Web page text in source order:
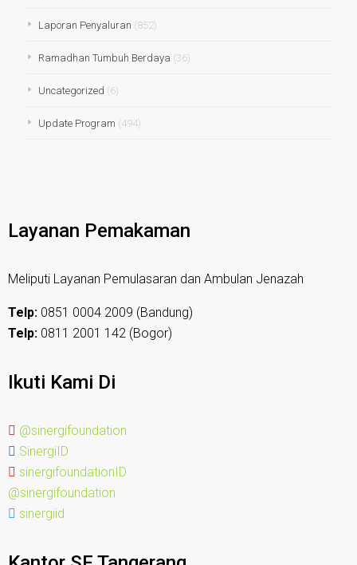
Laporan Penyaluran (852)
Ramadhan Tumbuh Berdaya (36)
Uncategorized (6)
Update Program (494)
Layanan Pemakaman
Meliputi Layanan Pemulasaran dan Ambulan Jenazah
Telp: 0851 0004 2009 (Bandung)
Telp: 0811 2001 142 (Bogor)
Ikuti Kami Di
@sinergifoundation
SinergiID
sinergifoundationID
@sinergifoundation
sinergiid